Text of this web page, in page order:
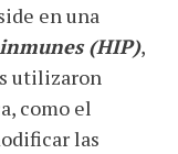
en una
(HIP),
utilizaron
como el
las